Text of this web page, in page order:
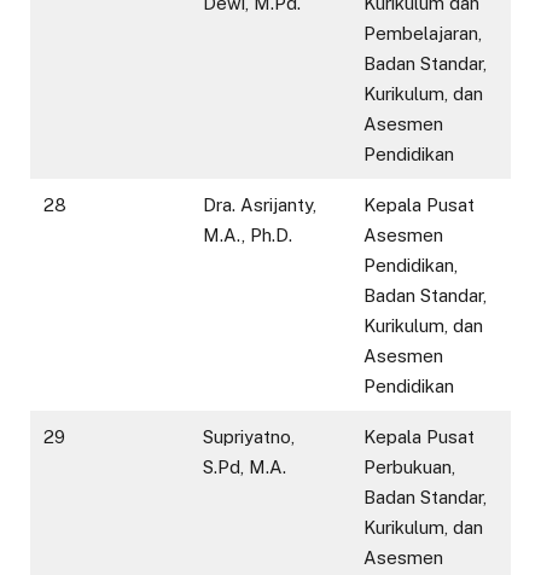
Pembelajaran,
Badan Standar,
Kurikulum, dan
Asesmen
Pendidikan
28
Dra. Asrijanty,
M.A., Ph.D.
Kepala Pusat
Asesmen
Pendidikan,
Badan Standar,
Kurikulum, dan
Asesmen
Pendidikan
29
Supriyatno,
S.Pd, M.A.
Kepala Pusat
Perbukuan,
Badan Standar,
Kurikulum, dan
Asesmen